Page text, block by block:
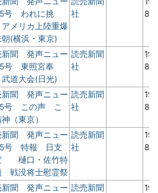
号 われに挑
メリカ上陸重爆
朝(横浜・東京)
社
8
新聞 発声ニュー
号 東照宮奉
道大会(日光)
読売新聞
社
8
新聞 発声ニュー
号 この声 こ
（東京）
読売新聞
社
8
新聞 発声ニュー
号 特報 日支
樋口・佐竹特
戦没将士慰霊祭
読売新聞
社
8
新聞 発声ニュー 読売新聞